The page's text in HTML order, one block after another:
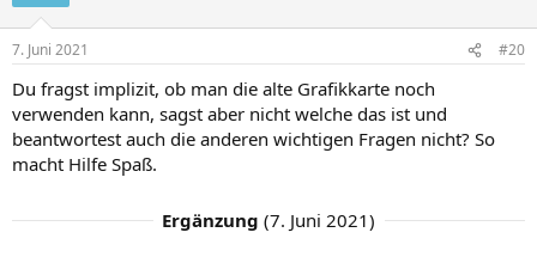
e
:
7. Juni 2021 #20
Du fragst implizit, ob man die alte Grafikkarte noch
verwenden kann, sagst aber nicht welche das ist und
beantwortest auch die anderen wichtigen Fragen nicht? So
macht Hilfe Spaß.
Ergänzung (7. Juni 2021)